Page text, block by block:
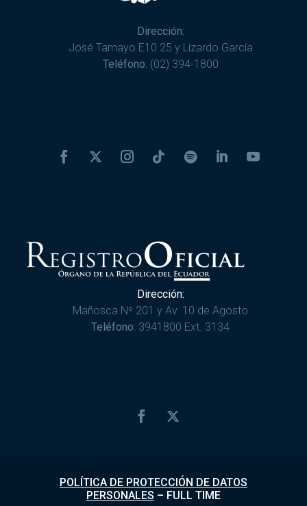
Dirección:
José Tamayo E10 25 y Lizardo García
Teléfono: (02) 394-1800
Dirección:
Mañosca Nº 201 y Av. 10 de Agosto
Teléfono: 3941800 Ext. 3134
POLÍTICA DE PROTECCIÓN DE DATOS
PERSONALES – FULL TIME